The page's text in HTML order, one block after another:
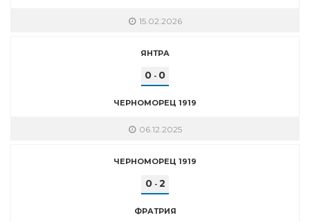
15.02.2026
ЯНТРА
0 - 0
ЧЕРНОМОРЕЦ 1919
06.12.2025
ЧЕРНОМОРЕЦ 1919
0- 2
ФРАТРИЯ